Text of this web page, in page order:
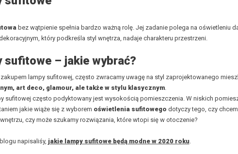
bez wątpienie spełnia bardzo ważną rolę. Jej zadanie polega na oświetleniu
który podkreśla styl wnętrza, nadaje charakteru przestrzeni.
sufitowe – jakie wybrać?
lampy sufitowej, często zwracamy uwagę na styl zaprojektowanego
, art deco, glamour,ale także w stylu klasycznym.
sufitowej często podyktowany jest wysokością pomieszczenia. W niskich
jakie wiąże się z wyborem oświetlenia sufitowego dotyczy tego, czy
czy może szukamy rozwiązania, które wtopi się w otoczenie?
napisaliśy, jakie lampy sufitowe będą modne w 2020 roku.